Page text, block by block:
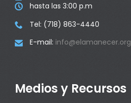
 hasta las 3:00 p.m
 Tel: (718) 863-4440
 E-mail: info@elamanecer.org
Medios y Recursos